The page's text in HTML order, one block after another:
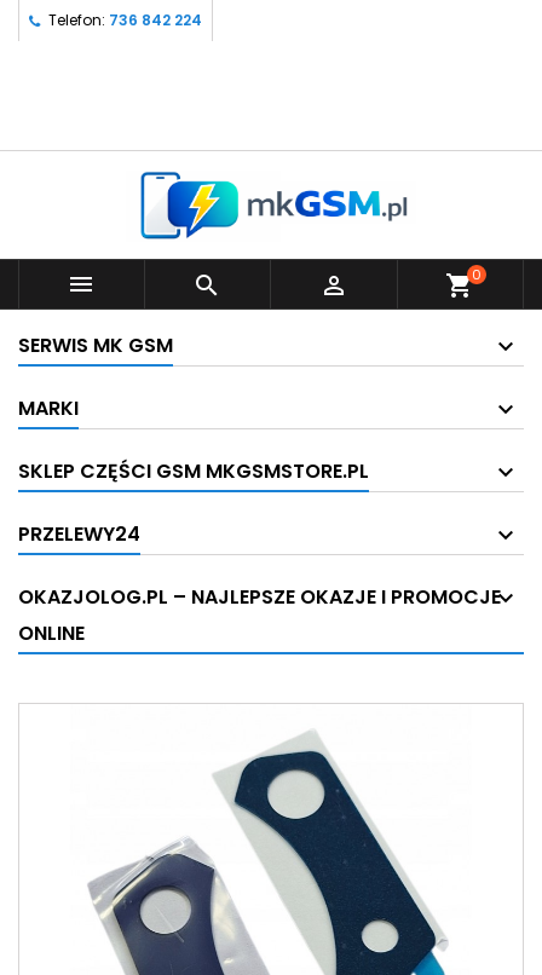
Telefon: 736 842 224
   shopping_cart0
SERWIS MK GSM
MARKI
SKLEP CZĘŚCI GSM MKGSMSTORE.PL
PRZELEWY24
OKAZJOLOG.PL – NAJLEPSZE OKAZJE I PROMOCJE
ONLINE